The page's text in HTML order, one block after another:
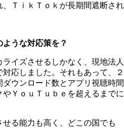
ＴｉｋＴｏｋが長期間遮断され
うな対応策を？
イズさせるしかなく、現地法人
応しました。それもあって、２
ウンロード数とアプリ視聴時間
ＹｏｕＴｕｂｅを超えるまでに
る能力も高く、どこの国でも